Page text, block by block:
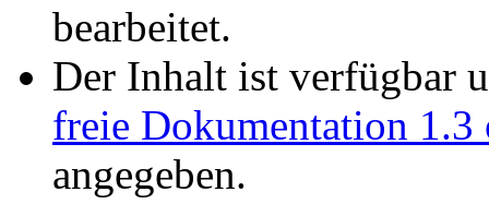
bearbeitet.
Der Inhalt ist verfügbar
freie Dokumentation 1.3
angegeben.